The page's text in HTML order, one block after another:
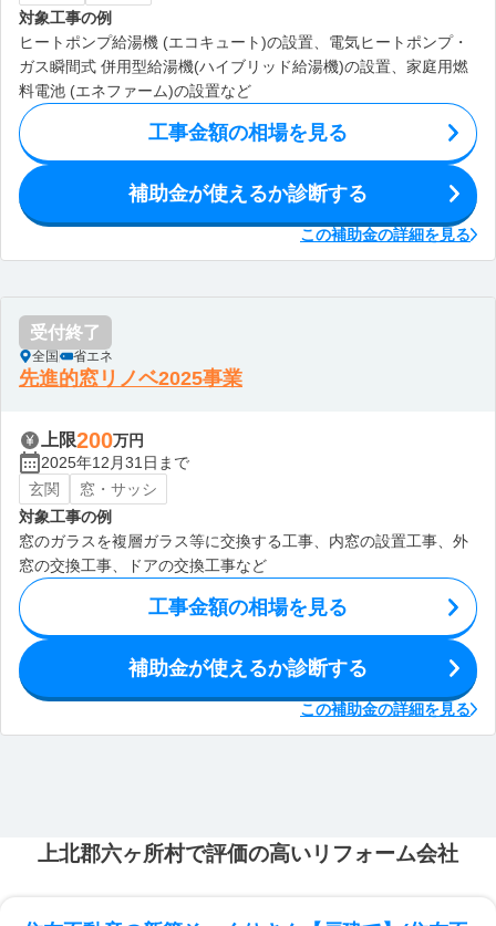
対象工事の例
ヒートポンプ給湯機 (エコキュート)の設置、電気ヒートポンプ・
ガス瞬間式 併用型給湯機(ハイブリッド給湯機)の設置、家庭用燃
料電池 (エネファーム)の設置など
工事金額の相場を見る
補助金が使えるか診断する
この補助金の詳細を見る
受付終了
全国 省エネ
先進的窓リノベ2025事業
上限200万円
2025年12月31日まで
玄関
窓・サッシ
対象工事の例
窓のガラスを複層ガラス等に交換する工事、内窓の設置工事、外
窓の交換工事、ドアの交換工事など
工事金額の相場を見る
補助金が使えるか診断する
この補助金の詳細を見る
上北郡六ヶ所村で評価の高いリフォーム会社